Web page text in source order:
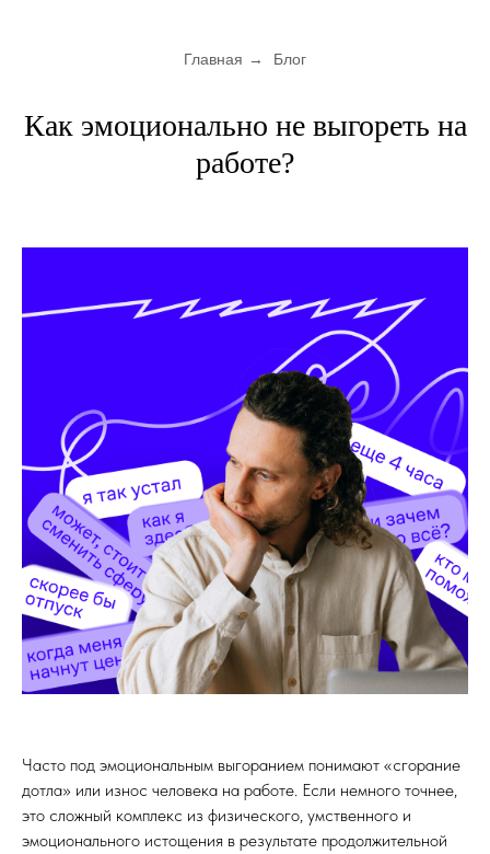
Главная → Блог
Как эмоционально не выгореть на
работе?
Часто под эмоциональным выгоранием понимают «сгорание
дотла» или износ человека на работе. Если немного точнее,
это сложный комплекс из физического, умственного и
эмоционального истощения в результате продолжительной